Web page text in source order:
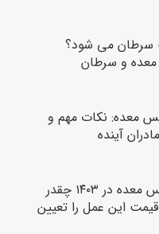
سرطان می شود؟
معده و سرطان
پس معده: نکات مهم و
آینده
هزینه جراحی بای‌پس معده در ۱۴۰۳ چقدر
که قیمت این عمل را تعیین